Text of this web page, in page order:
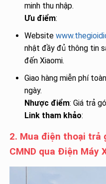
minh thu nhập.
Ưu điểm:
Website
nhật đầy đủ thông tin
đến Xiaomi.
Giao hàng miễn phí
ngày.
Nhược điểm: Giá trả
Link tham khảo:
2. Mua điện thoại trả
CMND qua Điện Máy